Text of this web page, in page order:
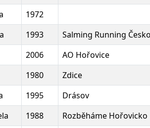
1972
1993 Salming Running Česko
2006 AO Hořovice
1980 Zdice
1995 Drásov
1988 Rozběháme Hořovicko